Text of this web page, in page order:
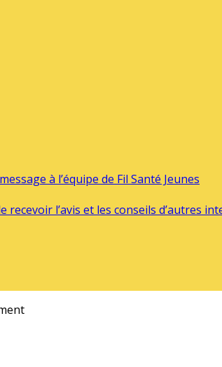
à l’équipe de Fil Santé Jeunes
l’avis et les conseils d’autres